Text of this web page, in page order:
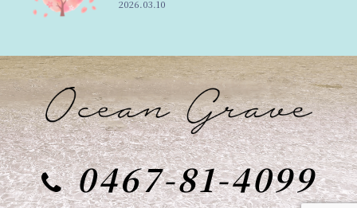
2026.03.10
0467-81-4099